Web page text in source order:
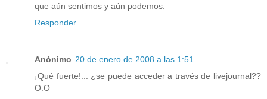
que aún sentimos y aún podemos.
Responder
Anónimo 20 de enero de 2008 a las 1:51
¡Qué fuerte!... ¿se puede acceder a través de livejournal??
O.O